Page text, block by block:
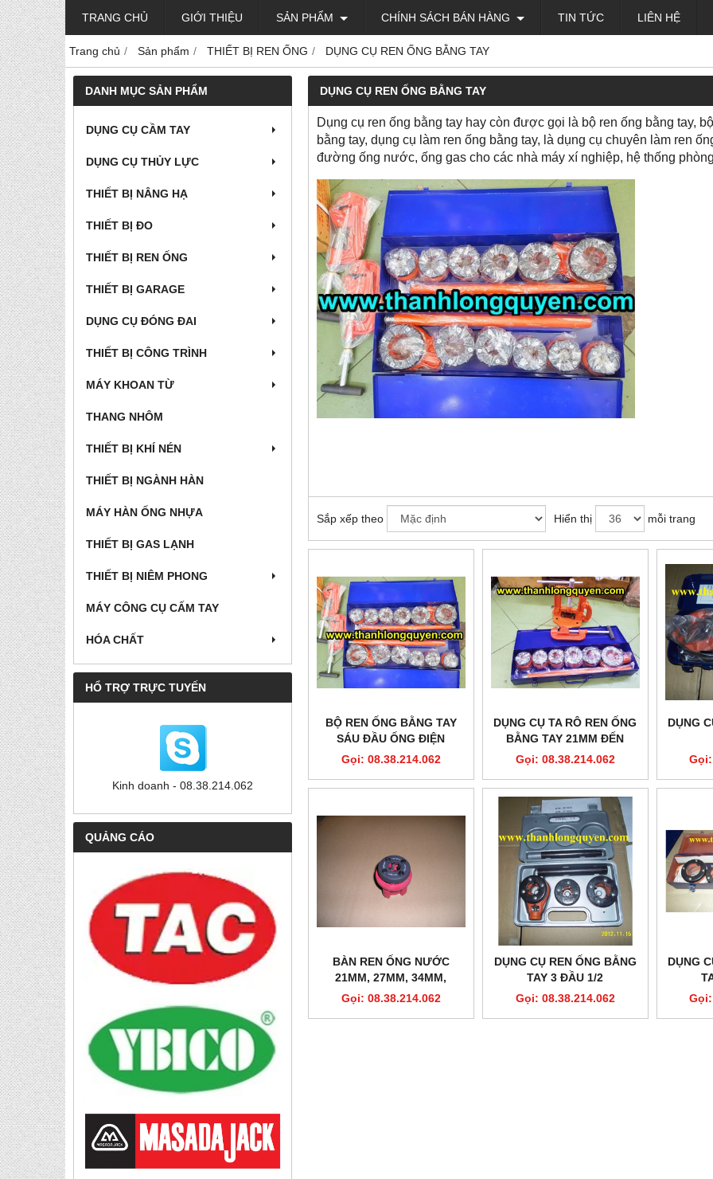
TRANG CHỦ GIỚI THIỆU SẢN PHẨM CHÍNH SÁCH BÁN HÀNG TIN TỨC LIÊN HỆ
Trang chủ Sản phẩm THIẾT BỊ REN ỐNG DỤNG CỤ REN ỐNG BẰNG TAY
DANH MỤC SẢN PHẨM
DỤNG CỤ CẦM TAY
DỤNG CỤ THỦY LỰC
THIẾT BỊ NÂNG HẠ
THIẾT BỊ ĐO
THIẾT BỊ REN ỐNG
THIẾT BỊ GARAGE
DỤNG CỤ ĐÓNG ĐAI
THIẾT BỊ CÔNG TRÌNH
MÁY KHOAN TỪ
THANG NHÔM
THIẾT BỊ KHÍ NÉN
THIẾT BỊ NGÀNH HÀN
MÁY HÀN ỐNG NHỰA
THIẾT BỊ GAS LẠNH
THIẾT BỊ NIÊM PHONG
MÁY CÔNG CỤ CẤM TAY
HÓA CHẤT
HỔ TRỢ TRỰC TUYẾN
Kinh doanh - 08.38.214.062
QUẢNG CÁO
DỤNG CỤ REN ỐNG BẰNG TAY
Dụng cụ ren ống bằng tay hay còn được gọi là bộ ren ống bằng tay,
bằng tay, dụng cụ làm ren ống bằng tay, là dụng cụ chuyên làm ren
đường ống nước, ống gas cho các nhà máy xí nghiệp, hệ thống
Sắp xếp theo Hiển thị mỗi trang
BỘ REN ỐNG BẰNG TAY
SÁU ĐẦU ỐNG ĐIỆN
Gọi: 08.38.214.062
DỤNG CỤ TA RÔ REN ỐNG
BẰNG TAY 21MM ĐẾN
60MM 60WA
Gọi: 08.38.214.062
DỤNG
BÀN REN ỐNG NƯỚC
21MM, 27MM, 34MM,
42MM, 49MM, 60MM
Gọi: 08.38.214.062
DỤNG CỤ REN ỐNG BẰNG
TAY 3 ĐẦU 1/2
Gọi: 08.38.214.062
DỤNG